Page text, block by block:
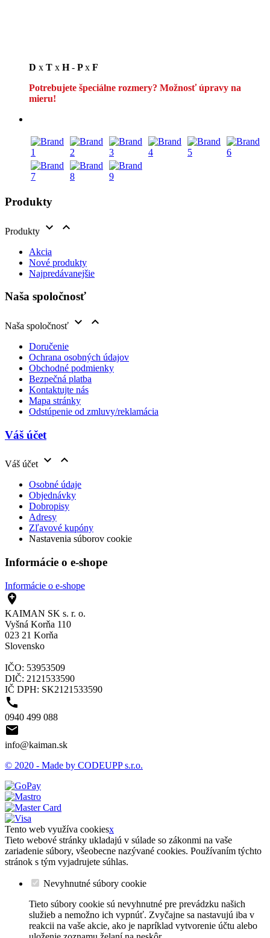
D x T x H- Px F
Potrebujete špeciálne rozmery? Možnosť úpravy na
mieru!
Produkty
Produkty  
Akcia
Nové produkty
Najpredávanejšie
Naša spoločnosť
Naša spoločnosť  
Doručenie
Ochrana osobných údajov
Obchodné podmienky
Bezpečná platba
Kontaktujte nás
Mapa stránky
Odstúpenie od zmluvy/reklamácia
Váš účet
Váš účet  
Osobné údaje
Objednávky
Dobropisy
Adresy
Zľavové kupóny
Nastavenia súborov cookie
Informácie o e-shope
Informácie o e-shope

KAIMAN SK s. r. o.
Vyšná Korňa 110
023 21 Korňa
Slovensko
IČO: 53953509
DIČ: 2121533590
IČ DPH: SK2121533590

0940 499 088

info@kaiman.sk
© 2020 - Made by CODEUPP s.r.o.
Tento web využíva cookiesx
Tieto webové stránky ukladajú v súlade so zákonmi na vaše
zariadenie súbory, všeobecne nazývané cookies. Používaním týchto
stránok s tým vyjadrujete súhlas.
Nevyhnutné súbory cookie
Tieto súbory cookie sú nevyhnutné pre prevádzku našich
služieb a nemožno ich vypnúť. Zvyčajne sa nastavujú iba v
reakcii na vaše akcie, ako je napríklad vytvorenie účtu alebo